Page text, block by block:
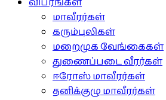
மாவீரர்கள்
கரும்புலிகள்
மறைமுக வேங்கைகள்
துணைப்படை வீரர்கள்
ஈரோஸ் மாவீரர்கள்
தனிக்குழு மாவீரர்கள்